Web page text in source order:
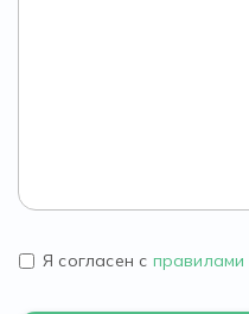
Я согласен с правилами